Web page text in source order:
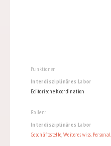
Funktionen:
Interdisziplinäres Labor
Editorische Koordination
Rollen:
Interdisziplinäres Labor
Geschäftsstelle,Weiteres wiss. Personal